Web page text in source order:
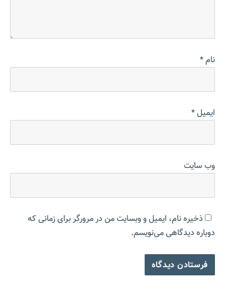
نام*
ایمیل*
وب‌ سایت
ذخیره نام، ایمیل و وبسایت من در مرورگر برای زمانی که
دوباره دیدگاهی می‌نویسم.